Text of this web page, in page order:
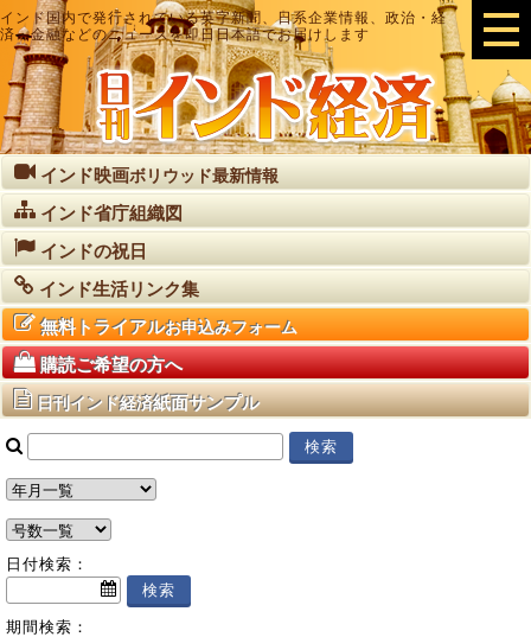
インド国内で発行されている英字新聞、日系企業情報、政治・経
済・金融などのニュースを即日日本語でお届けします
インド映画ボリウッド最新情報
インド省庁組織図
インドの祝日
インド生活リンク集
無料トライアルお申込みフォーム
購読ご希望の方へ
日刊インド経済紙面サンプル
日付検索：
期間検索：